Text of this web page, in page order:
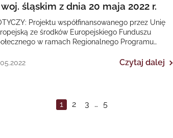
śląskim z dnia 20 maja 2022 r.
Projektu współfinansowanego przez Unię
ze środków Europejskiego Funduszu
w ramach Regionalnego Programu
„II EDYCJA Poprawa dostępności…Czytaj dalej
1 2 3 … 5